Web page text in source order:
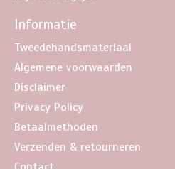
Informatie
Tweedehandsmateriaal
Algemene voorwaarden
Disclaimer
Privacy Policy
Betaalmethoden
Verzenden & retourneren